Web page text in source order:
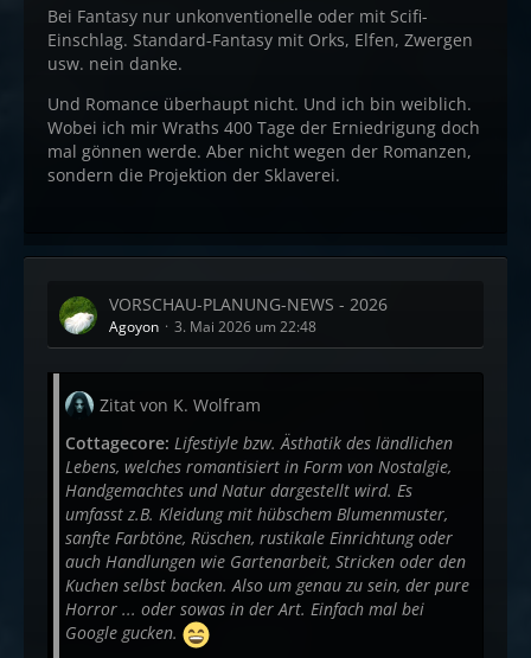
Bei Fantasy nur unkonventionelle oder mit Scifi-
Einschlag. Standard-Fantasy mit Orks, Elfen, Zwergen
usw. nein danke.
Und Romance überhaupt nicht. Und ich bin weiblich.
Wobei ich mir Wraths 400 Tage der Erniedrigung doch
mal gönnen werde. Aber nicht wegen der Romanzen,
sondern die Projektion der Sklaverei.
VORSCHAU-PLANUNG-NEWS - 2026
Agoyon 3. Mai 2026 um 22:48
Zitat von K. Wolfram
Cottagecore: Lifestiyle bzw. Ästhatik des ländlichen
Lebens, welches romantisiert in Form von Nostalgie,
Handgemachtes und Natur dargestellt wird. Es
umfasst z.B. Kleidung mit hübschem Blumenmuster,
sanfte Farbtöne, Rüschen, rustikale Einrichtung oder
auch Handlungen wie Gartenarbeit, Stricken oder den
Kuchen selbst backen. Also um genau zu sein, der pure
Horror ... oder sowas in der Art. Einfach mal bei
Google gucken.